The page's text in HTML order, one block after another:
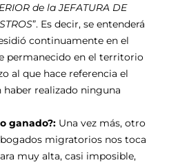
de la JEFATURA DE
”. Es decir, se entenderá
continuamente en el
permanecido en el territorio
al que hace referencia el
realizado ninguna
ganado?: Una vez más, otro
migratorios nos toca
muy alta, casi imposible,